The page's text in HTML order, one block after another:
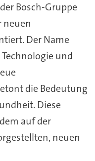
Bosch-Gruppe
neuen
Der Name
und
die Bedeutung
Diese
auf der
neuen